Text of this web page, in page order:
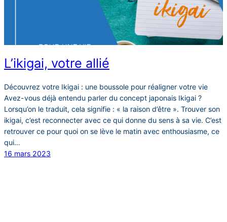
L’ikigai, votre allié
Découvrez votre Ikigai : une boussole pour réaligner votre vie
Avez-vous déjà entendu parler du concept japonais Ikigai ?
Lorsqu’on le traduit, cela signifie : « la raison d’être ». Trouver son
ikigai, c’est reconnecter avec ce qui donne du sens à sa vie. C’est
retrouver ce pour quoi on se lève le matin avec enthousiasme, ce
qui…
16 mars 2023